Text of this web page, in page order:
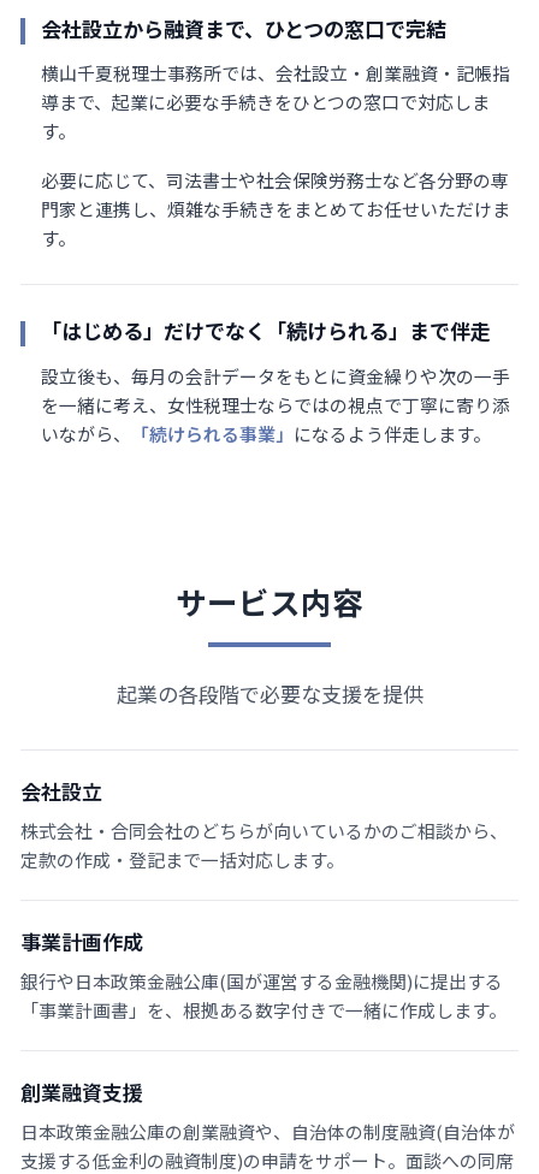
会社設立から融資まで、ひとつの窓口で完結
横山千夏税理士事務所では、会社設立・創業融資・記帳指
導まで、起業に必要な手続きをひとつの窓口で対応しま
す。
必要に応じて、司法書士や社会保険労務士など各分野の専
門家と連携し、煩雑な手続きをまとめてお任せいただけま
す。
「はじめる」だけでなく「続けられる」まで伴走
設立後も、毎月の会計データをもとに資金繰りや次の一手
を一緒に考え、女性税理士ならではの視点で丁寧に寄り添
いながら、
「続けられる事業」 になるよう伴走します。
サービス内容
起業の各段階で必要な支援を提供
会社設立
株式会社・合同会社のどちらが向いているかのご相談から、
定款の作成・登記まで一括対応します。
事業計画作成
銀行や日本政策金融公庫(国が運営する金融機関)に提出する
「事業計画書」を、根拠ある数字付きで一緒に作成します。
創業融資支援
日本政策金融公庫の創業融資や、自治体の制度融資(自治体が
支援する低金利の融資制度)の申請をサポート。面談への同席